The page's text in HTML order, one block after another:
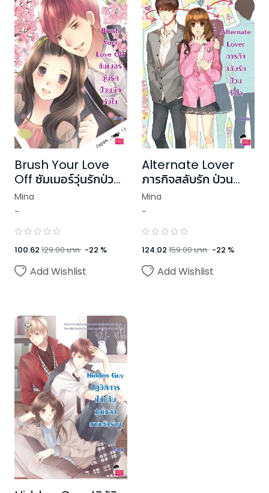
Brush Your Love
Off ซัมเมอร์วุ่นรักป่วน
นักหัวใจ
Mina
-
100.62 129.00บาท -22 %
Add Wishlist
Alternate Lover
ภารกิจสลับรัก ป่วน
หัวใจ
Mina
-
124.02 159.00บาท -22 %
Add Wishlist